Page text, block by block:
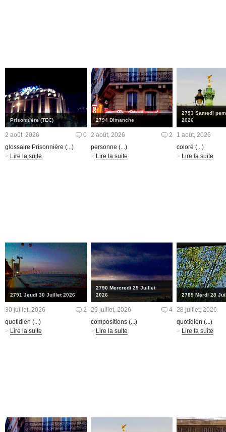
Prisonnière (TEC)
2 août, 2026
0
glossaire Prisonnière (...)
> Lire la suite
2794 Dimanche
2 août, 2026
2
personne (...)
> Lire la suite
2793 Samedi
2026
1 août, 2026
coloré (...)
> Lire la suite
2791 Jeudi 30 Juillet 2026
30 juillet, 2026
2
quotidien (...)
> Lire la suite
2790 Mercredi 29 Juillet
2026
29 juillet, 2026
4
compositions (...)
> Lire la suite
2789 Mardi 28
28 juillet, 2026
quotidien (...)
> Lire la suite